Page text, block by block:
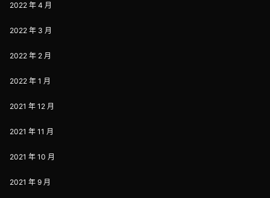
2022 年 4 月
2022 年 3 月
2022 年 2 月
2022 年 1 月
2021 年 12 月
2021 年 11 月
2021 年 10 月
2021 年 9 月